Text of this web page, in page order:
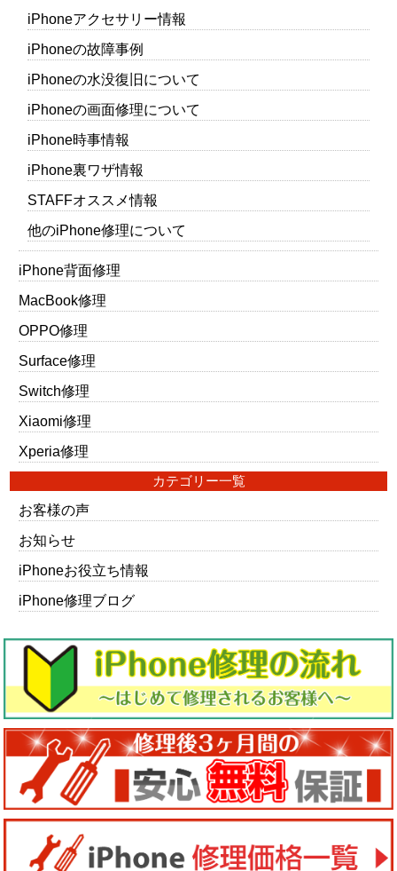
iPhoneアクセサリー情報
iPhoneの故障事例
iPhoneの水没復旧について
iPhoneの画面修理について
iPhone時事情報
iPhone裏ワザ情報
STAFFオススメ情報
他のiPhone修理について
iPhone背面修理
MacBook修理
OPPO修理
Surface修理
Switch修理
Xiaomi修理
Xperia修理
カテゴリー一覧
お客様の声
お知らせ
iPhoneお役立ち情報
iPhone修理ブログ